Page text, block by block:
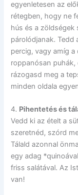
egyenletesen az
rétegben, hogy ne
hús és a zöldségek
párolódjanak.
percig, vagy amíg a
roppanósan puhák,
rázogasd meg a
minden oldala
4. Pihentetés és
Vedd ki az ételt a
szeretnéd, szórd
Tálald azonnal
egy adag
friss salátával. Az
van!